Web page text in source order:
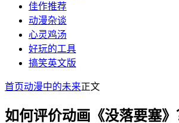
佳作推荐
动漫杂谈
心灵鸡汤
好玩的工具
搞笑英文版
首页动漫中的未来正文
如何评价动画《没落要塞